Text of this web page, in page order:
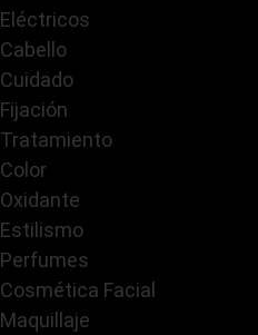
Eléctricos
Cabello
Cuidado
Fijación
Tratamiento
Color
Oxidante
Estilismo
Perfumes
Cosmética Facial
Maquillaje